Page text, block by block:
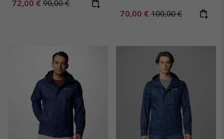
Sale price:
72,00 € Regular price:
90,00 €
Sale price:
70,00 € Regular price:
100,00 €